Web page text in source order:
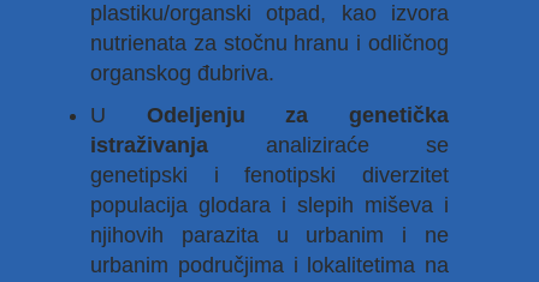
plastiku/organski otpad, kao izvora
nutrienata za stočnu hranu i odličnog
organskog đubriva.
U Odeljenju za genetička
istraživanja analiziraće se
genetipski i fenotipski diverzitet
populacija glodara i slepih miševa i
njihovih parazita u urbanim i ne
urbanim područjima i lokalitetima na